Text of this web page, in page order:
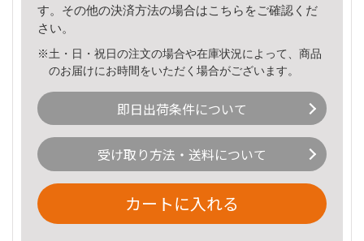
す。その他の決済方法の場合はこちら をご確認くだ
さい。
※土・日・祝日の注文の場合や在庫状況によって、商品
のお届けにお時間をいただく場合がございます。
即日出荷条件について
受け取り方法・送料について
カートに入れる